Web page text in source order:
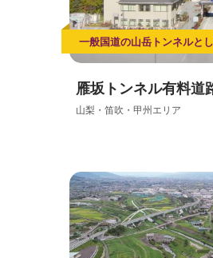
一般国道の山岳トンネルと
雁坂トンネル有料道
山梨・笛吹・甲州エリア